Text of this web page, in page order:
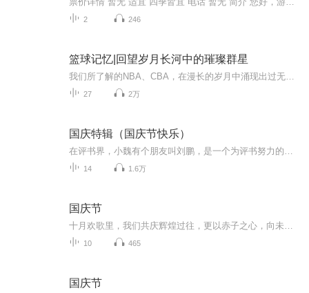
2 246
篮球记忆|回望岁月长河中的璀璨群星
27 2万
国庆特辑（国庆节快乐）
14 1.6万
国庆节
10 465
国庆节